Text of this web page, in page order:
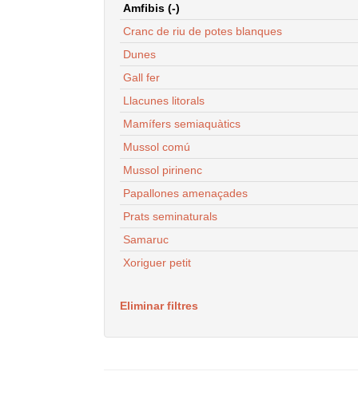
Amfibis (-)
Cranc de riu de potes blanques
Dunes
Gall fer
Llacunes litorals
Mamífers semiaquàtics
Mussol comú
Mussol pirinenc
Papallones amenaçades
Prats seminaturals
Samaruc
Xoriguer petit
Eliminar filtres